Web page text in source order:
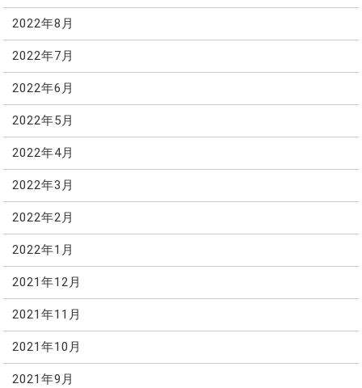
2022年8月
2022年7月
2022年6月
2022年5月
2022年4月
2022年3月
2022年2月
2022年1月
2021年12月
2021年11月
2021年10月
2021年9月